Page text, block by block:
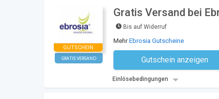
GUTSCHEIN
GRATIS VERSAND
Gratis Versand bei
Bis auf Widerruf
MehrEbrosia Gutscheine
Gutschein anzeigen
Kein Code
Einlösebedingungen